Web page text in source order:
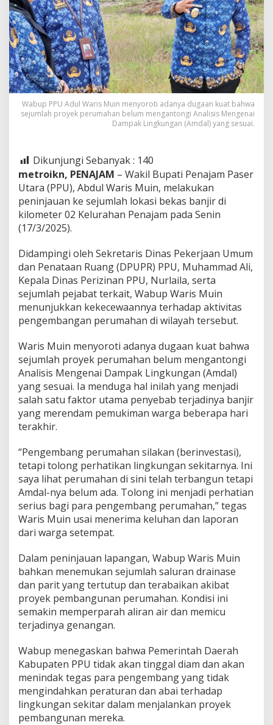
Wabup PPU Adul Waris Muin menyoroti adanya dugaan kuat bahwa
sejumlah proyek perumahan belum mengantongi Analisis Mengenai
Dampak Lingkungan (Amdal) yang sesuai.
Dikunjungi Sebanyak : 140
metroikn, PENAJAM – Wakil Bupati Penajam Paser
Utara (PPU), Abdul Waris Muin, melakukan
peninjauan ke sejumlah lokasi bekas banjir di
kilometer 02 Kelurahan Penajam pada Senin
(17/3/2025).
Didampingi oleh Sekretaris Dinas Pekerjaan Umum
dan Penataan Ruang (DPUPR) PPU, Muhammad Ali,
Kepala Dinas Perizinan PPU, Nurlaila, serta
sejumlah pejabat terkait, Wabup Waris Muin
menunjukkan kekecewaannya terhadap aktivitas
pengembangan perumahan di wilayah tersebut.
Waris Muin menyoroti adanya dugaan kuat bahwa
sejumlah proyek perumahan belum mengantongi
Analisis Mengenai Dampak Lingkungan (Amdal)
yang sesuai. Ia menduga hal inilah yang menjadi
salah satu faktor utama penyebab terjadinya banjir
yang merendam pemukiman warga beberapa hari
terakhir.
“Pengembang perumahan silakan (berinvestasi),
tetapi tolong perhatikan lingkungan sekitarnya. Ini
saya lihat perumahan di sini telah terbangun tetapi
Amdal-nya belum ada. Tolong ini menjadi perhatian
serius bagi para pengembang perumahan,” tegas
Waris Muin usai menerima keluhan dan laporan
dari warga setempat.
Dalam peninjauan lapangan, Wabup Waris Muin
bahkan menemukan sejumlah saluran drainase
dan parit yang tertutup dan terabaikan akibat
proyek pembangunan perumahan. Kondisi ini
semakin memperparah aliran air dan memicu
terjadinya genangan.
Wabup menegaskan bahwa Pemerintah Daerah
Kabupaten PPU tidak akan tinggal diam dan akan
menindak tegas para pengembang yang tidak
mengindahkan peraturan dan abai terhadap
lingkungan sekitar dalam menjalankan proyek
pembangunan mereka.